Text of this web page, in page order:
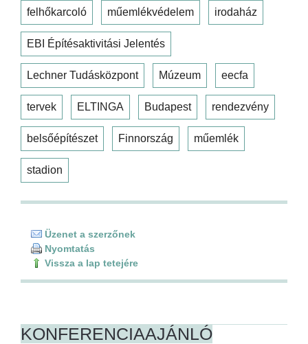
felhőkarcoló műemlékvédelem irodaház
EBI Építésaktivitási Jelentés
Lechner Tudásközpont Múzeum eecfa
tervek ELTINGA Budapest rendezvény
belsőépítészet Finnország műemlék
stadion
Üzenet a szerzőnek
Nyomtatás
Vissza a lap tetejére
KONFERENCIAAJÁNLÓ